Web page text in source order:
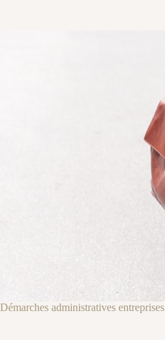
Démarches administratives entreprises